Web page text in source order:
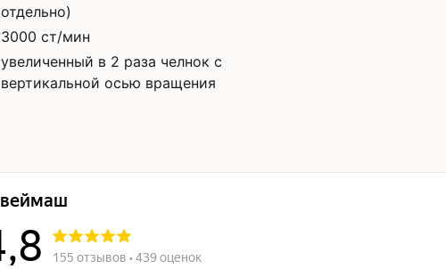
отдельно)
3000 ст/мин
увеличенный в 2 раза челнок с
вертикальной осью вращения